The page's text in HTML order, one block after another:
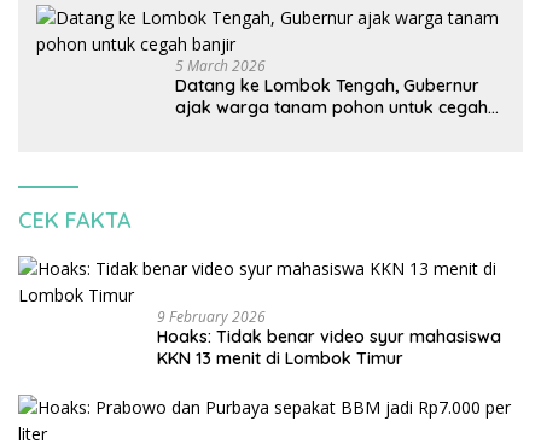
korbankan lingkungan dan warga lokal
5 March 2026
Datang ke Lombok Tengah, Gubernur
ajak warga tanam pohon untuk cegah
CEK FAKTA
9 February 2026
Hoaks: Tidak benar video syur mahasiswa
KKN 13 menit di Lombok Timur